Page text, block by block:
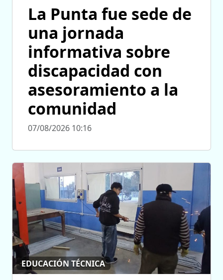
La Punta fue sede de
una jornada
informativa sobre
discapacidad con
asesoramiento a la
comunidad
07/08/2026 10:16
EDUCACIÓN TÉCNICA